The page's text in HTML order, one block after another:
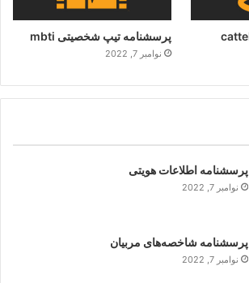
پرسشنامه تیپ شخصیتی mbti
نوامبر 7, 2022
پرسشنامه اطلاعات هویتی
نوامبر 7, 2022
پرسشنامه شاخصه‌های مربیان
نوامبر 7, 2022